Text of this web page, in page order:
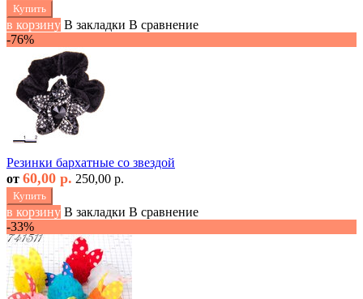
Купить
в корзину В закладки В сравнение
-76%
Резинки бархатные со звездой
от 60,00 р. 250,00 р.
Купить
в корзину В закладки В сравнение
-33%